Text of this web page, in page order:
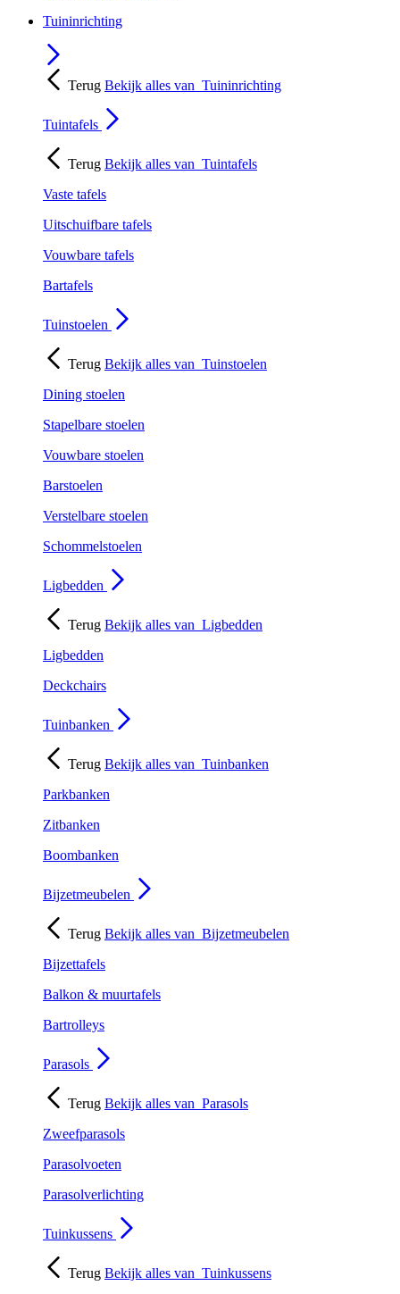
Tuininrichting
Terug Bekijk alles van Tuininrichting
Tuintafels
Terug Bekijk alles van Tuintafels
Vaste tafels
Uitschuifbare tafels
Vouwbare tafels
Bartafels
Tuinstoelen
Terug Bekijk alles van Tuinstoelen
Dining stoelen
Stapelbare stoelen
Vouwbare stoelen
Barstoelen
Verstelbare stoelen
Schommelstoelen
Ligbedden
Terug Bekijk alles van Ligbedden
Ligbedden
Deckchairs
Tuinbanken
Terug Bekijk alles van Tuinbanken
Parkbanken
Zitbanken
Boombanken
Bijzetmeubelen
Terug Bekijk alles van Bijzetmeubelen
Bijzettafels
Balkon & muurtafels
Bartrolleys
Parasols
Terug Bekijk alles van Parasols
Zweefparasols
Parasolvoeten
Parasolverlichting
Tuinkussens
Terug Bekijk alles van Tuinkussens